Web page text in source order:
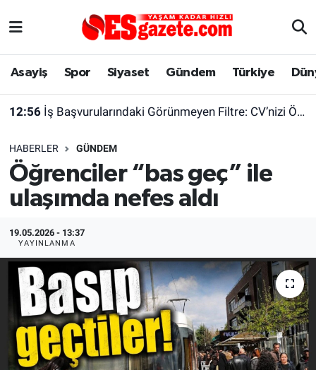
Asayiş Spor Siyaset Gündem Türkiye
12:56 İş Başvurularındaki Görünmeyen Filtre: CV’nizi Önce Bir Yazılım Okuyor
HABERLER GÜNDEM
Öğrenciler “bas geç” ile
ulaşımda nefes aldı
19.05.2026 - 13:37
YAYINLANMA
Asayiş
Gündem
Türkiye
Dünya
Sağlık
Alış-Veriş/İş dünyası
Yaşam
Eskişehirspor Arşivi
Eskişehir Arşivi
Röportaj
Ekonomi
Kültür Sanat
Politika
Eskişehir Nöbetçi Eczaneler
Süper Lig Puan Durumu ve Fikstür
Tüm Manşetler
Son Dakika Haberleri
Haber Arşivi